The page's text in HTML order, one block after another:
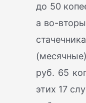
до 50
а во-
руб. 65
этих 17